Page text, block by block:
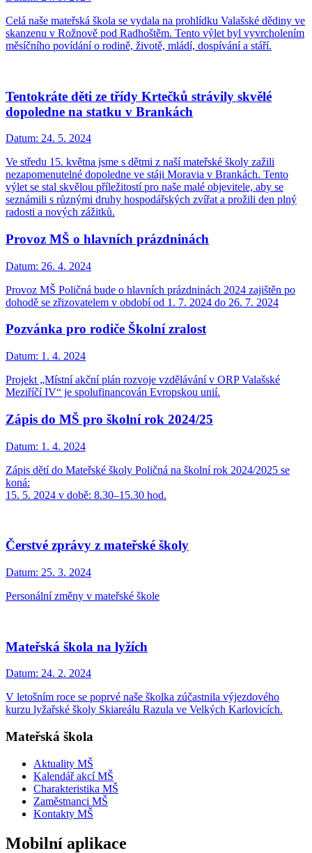
Celá naše mateřská škola se vydala na prohlídku Valašské dědiny ve
skanzenu v Rožnově pod Radhoštěm. Tento výlet byl vyvrcholením
měsíčního povídání o rodině, životě, mládí, dospívání a stáří.
Tentokráte děti ze třídy Krtečků strávily skvělé
dopoledne na statku v Brankách
Datum: 24. 5. 2024
Ve středu 15. května jsme s dětmi z naší mateřské školy zažili
nezapomenutelné dopoledne ve stáji Moravia v Brankách. Tento
výlet se stal skvělou příležitostí pro naše malé objevitele, aby se
seznámili s různými druhy hospodářských zvířat a prožili den plný
radosti a nových zážitků.
Provoz MŠ o hlavních prázdninách
Datum: 26. 4. 2024
Provoz MŠ Poličná bude o hlavních prázdninách 2024 zajištěn po
dohodě se zřizovatelem v období od 1. 7. 2024 do 26. 7. 2024
Pozvánka pro rodiče Školní zralost
Datum: 1. 4. 2024
Projekt „Místní akční plán rozvoje vzdělávání v ORP Valašské
Meziříčí IV“ je spolufinancován Evropskou unií.
Zápis do MŠ pro školní rok 2024/25
Datum: 1. 4. 2024
Zápis dětí do Mateřské školy Poličná na školní rok 2024/2025 se
koná:
15. 5. 2024 v době: 8.30–15.30 hod.
Čerstvé zprávy z mateřské školy
Datum: 25. 3. 2024
Personální změny v mateřské škole
Mateřská škola na lyžích
Datum: 24. 2. 2024
V letošním roce se poprvé naše školka zúčastnila výjezdového
kurzu lyžařské školy Skiareálu Razula ve Velkých Karlovicích.
Mateřská škola
Aktuality MŠ
Kalendář akcí MŠ
Charakteristika MŠ
Zaměstnanci MŠ
Kontakty MŠ
Mobilní aplikace